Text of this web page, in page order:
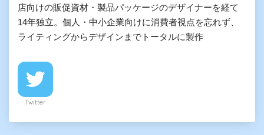
店向けの販促資材・製品パッケージのデザイナーを経て
14年独立。個人・中小企業向けに消費者視点を忘れず、
ライティングからデザインまでトータルに製作
Twitter